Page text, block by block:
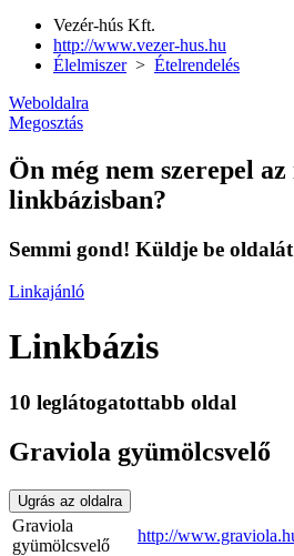
Vezér-hús Kft.
http://www.vezer-hus.hu
Élelmiszer> Ételrendelés
Weboldalra
Megosztás
Ön még nem szerepel az
linkbázisban?
Semmi gond! Küldje be
Linkajánló
Linkbázis
10 leglátogatottabb oldal
Graviola gyümölcsvelő
Ugrás az oldalra
Graviola
gyümölcsvelő
http://